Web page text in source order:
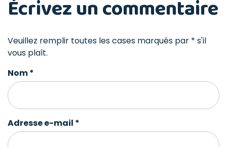
Écrivez un commentaire
Veuillez remplir toutes les cases marqués par * s'il
vous plaît.
Nom*
Adresse e-mail *